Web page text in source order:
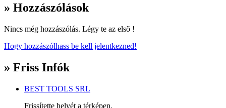
» Hozzászólások
Nincs még hozzászólás. Légy te az elsõ !
Hogy hozzászólhass be kell jelentkezned!
» Friss Infók
BEST TOOLS SRL
Frissítette helyét a térképen.